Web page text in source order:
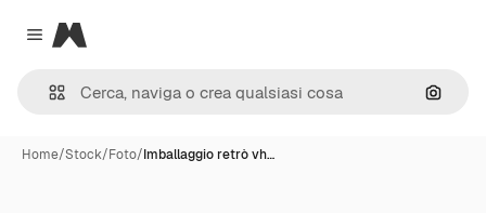
Close menu
Magnific
Cerca
Home/Stock/Foto/Imballaggio retrò vh…